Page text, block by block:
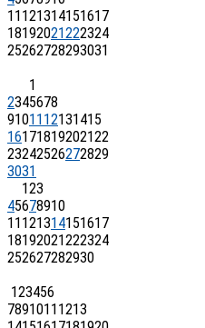
11 121314151617
18192021222324
25262728293031
1
2345678
91011 12131415
16171819202122
23242526272829
3031
123
45678910
11 121314151617
18192021222324
252627282930
123456
7891011 1213